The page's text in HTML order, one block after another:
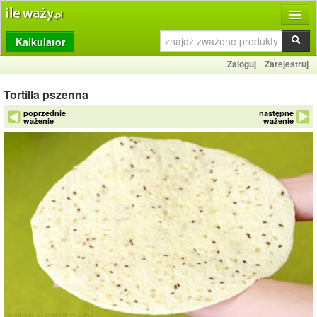
Produkty
Dziennik
Przelicznik
Porównywarka
Słownik
O stronie
Kontakt
Kalkulator
Zaloguj Zarejestruj
Tortilla pszenna
poprzednie
ważenie
następne
ważenie